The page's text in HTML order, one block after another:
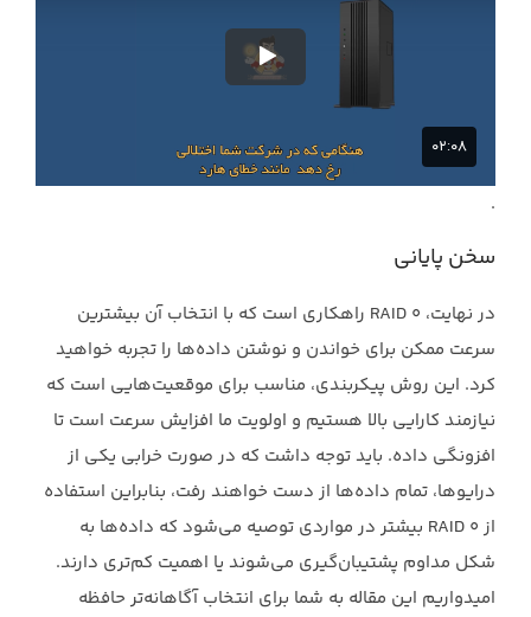
.‎
سخن پایانی
در نهایت، ‏RAID 0‎‏ راهکاری است که با انتخاب آن بیشترین
سرعت ممکن برای خواندن و نوشتن داده‌ها ‏را تجربه خواهید
کرد. این روش پیکربندی، مناسب برای موقعیت‌هایی است که
نیازمند کارایی بالا ‏هستیم و اولویت ما افزایش سرعت است تا
افزونگی داده. باید توجه داشت که در صورت خرابی یکی از
‏درایوها، تمام داده‌ها از دست خواهند رفت، بنابراین استفاده
از ‏RAID 0‎‏ بیشتر در مواردی توصیه می‌شود ‏که داده‌ها به
شکل مداوم پشتیبان‌گیری می‌شوند یا اهمیت کم‌تری دارند.
امیدواریم این مقاله به شما ‏برای انتخاب آگاهانه‌تر حافظه